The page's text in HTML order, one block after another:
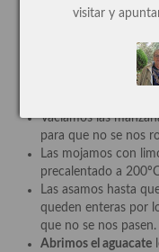
Cocina de Guatemala
Cocina de Nicaragua
Cocina Mexicana
Cocina peruana
Cocina de Oriente
Elaboración:
Vaciamos las
para que no se nos
Las mojamos con
precalentado a
Las asamos hasta
queden enteras por
que no se nos pasen.
Abrimos el aguacate
visitar y